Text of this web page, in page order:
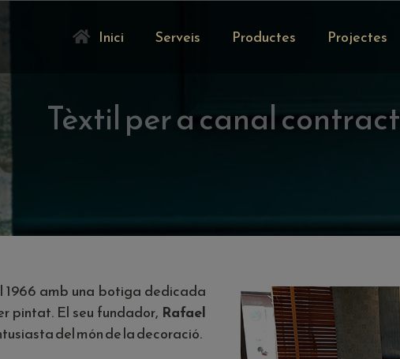
Inici Serveis Productes Projectes
Tèxtil per a canal contract
1966 amb una botiga dedicada
pintat. El seu fundador, Rafael
del món de la decoració.